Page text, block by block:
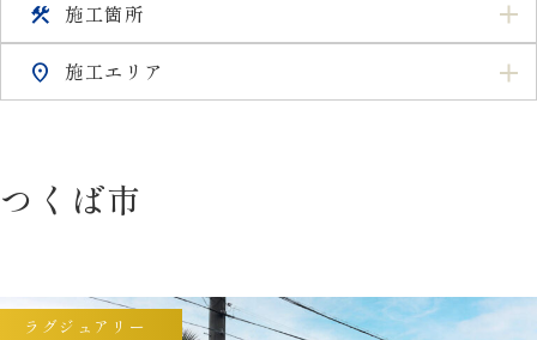
construction 施工箇所
location_on 施工エリア
つくば市
ラグジュアリー